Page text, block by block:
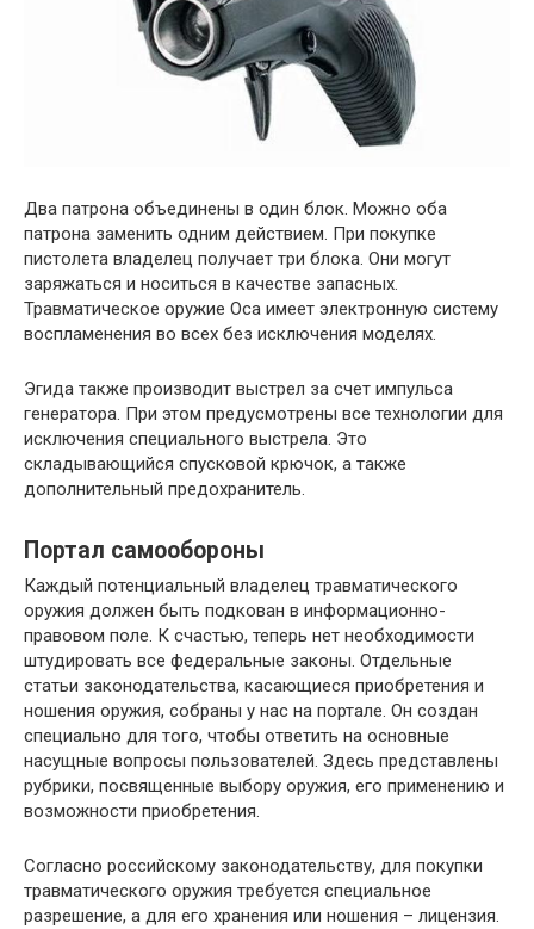
Два патрона объединены в один блок. Можно оба
патрона заменить одним действием. При покупке
пистолета владелец получает три блока. Они могут
заряжаться и носиться в качестве запасных.
Травматическое оружие Оса имеет электронную систему
воспламенения во всех без исключения моделях.
Эгида также производит выстрел за счет импульса
генератора. При этом предусмотрены все технологии для
исключения специального выстрела. Это
складывающийся спусковой крючок, а также
дополнительный предохранитель.
Портал самообороны
Каждый потенциальный владелец травматического
оружия должен быть подкован в информационно-
правовом поле. К счастью, теперь нет необходимости
штудировать все федеральные законы. Отдельные
статьи законодательства, касающиеся приобретения и
ношения оружия, собраны у нас на портале. Он создан
специально для того, чтобы ответить на основные
насущные вопросы пользователей. Здесь представлены
рубрики, посвященные выбору оружия, его применению и
возможности приобретения.
Согласно российскому законодательству, для покупки
травматического оружия требуется специальное
разрешение, а для его хранения или ношения – лицензия.